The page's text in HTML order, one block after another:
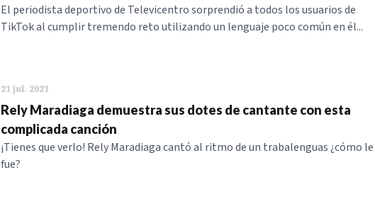
El periodista deportivo de Televicentro sorprendió a todos los usuarios de
TikTok al cumplir tremendo reto utilizando un lenguaje poco común en él...
21 jul. 2021
Rely Maradiaga demuestra sus dotes de cantante con esta
complicada canción
¡Tienes que verlo! Rely Maradiaga cantó al ritmo de un trabalenguas ¿cómo le
fue?